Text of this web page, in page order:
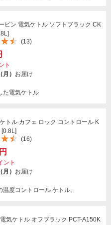
ビン 電気ケトル ソフトブラック CK
(13)
ト
） お届け
た電気ケトル
トル カフェ ロック コントロール K
(16)
ント
） お届け
度コントロール ケトル。
気ケトル オフブラック PCT-A150K